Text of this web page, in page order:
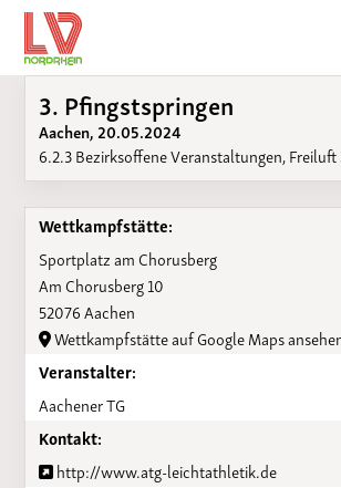
3. Pfingstspringen
Aachen, 20.05.2024
6.2.3 Bezirksoffene Veranstaltungen,
Wettkampfstätte:
Sportplatz am Chorusberg
Am Chorusberg 10
52076 Aachen
Wettkampfstätte auf Google Maps
Veranstalter:
Aachener TG
Kontakt:
http://www.atg-leichtathletik.de